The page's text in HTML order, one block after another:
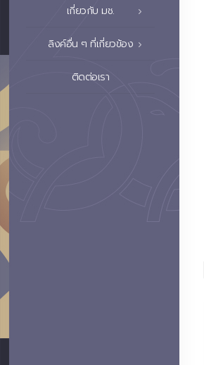
เกี่ยวกับ มช.
ลิงค์อื่น ๆ ที่เกี่ยวข้อง
ติดต่อเรา